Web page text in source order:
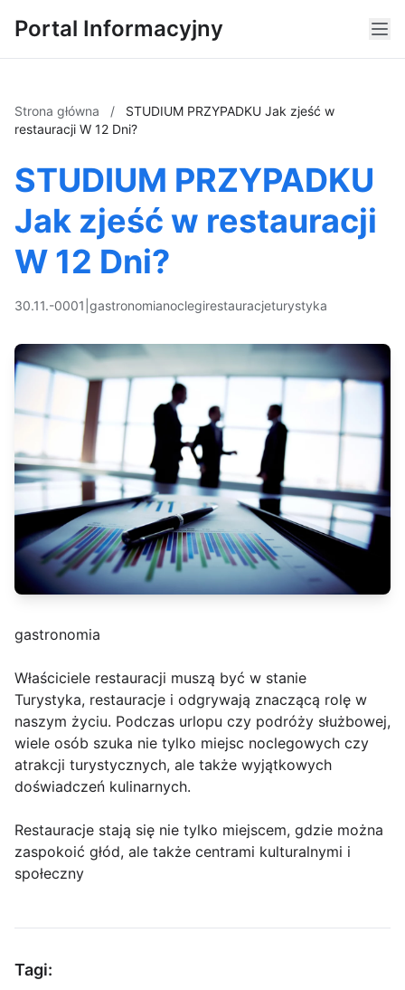
Portal Informacyjny
Strona główna /
STUDIUM PRZYPADKU Jak zjeść w
restauracji W 12 Dni?
STUDIUM PRZYPADKU
Jak zjeść w restauracji
W 12 Dni?
30.11.-0001 gastronomianoclegirestauracjeturystyka
gastronomia
Właściciele restauracji muszą być w stanie
Turystyka, restauracje i odgrywają znaczącą rolę w
naszym życiu. Podczas urlopu czy podróży służbowej,
wiele osób szuka nie tylko miejsc noclegowych czy
atrakcji turystycznych, ale także wyjątkowych
doświadczeń kulinarnych.
Restauracje stają się nie tylko miejscem, gdzie można
zaspokoić głód, ale także centrami kulturalnymi i
społeczny
Tagi: